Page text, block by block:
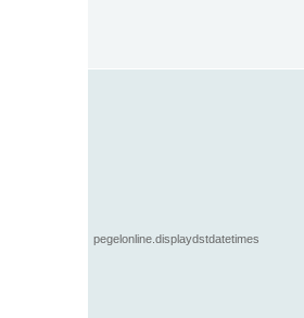
pegelonline.displaydstdatetimes